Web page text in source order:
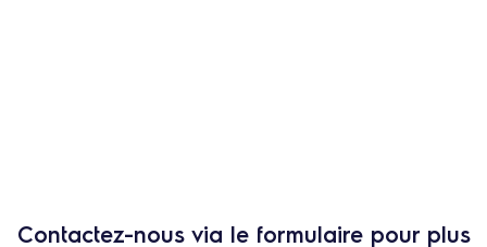
Contactez-nous via le formulaire pour plus